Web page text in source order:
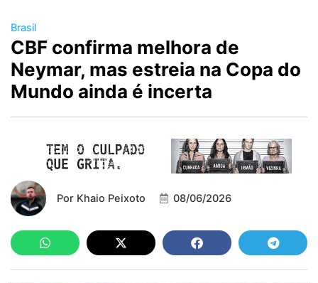
Brasil
CBF confirma melhora de
Neymar, mas estreia na Copa do
Mundo ainda é incerta
Por Khaio Peixoto 08/06/2026